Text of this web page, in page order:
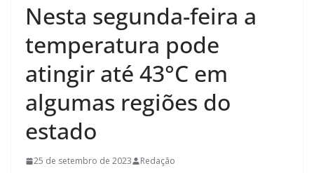
Nesta segunda-feira a
temperatura pode
atingir até 43°C em
algumas regiões do
estado
25 de setembro de 2023 Redação